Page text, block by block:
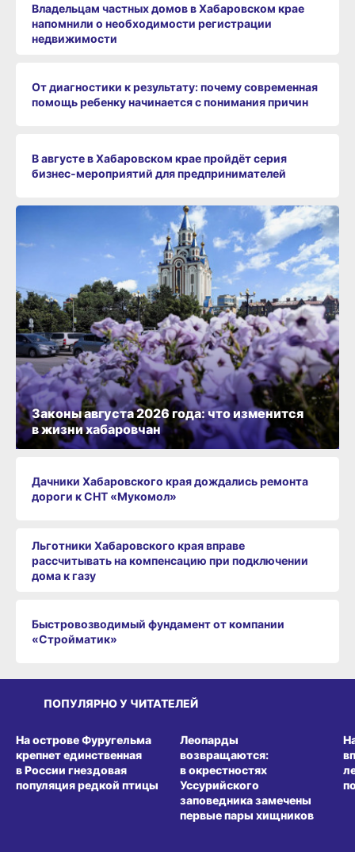
Владельцам частных домов в Хабаровском крае
напомнили о необходимости регистрации
недвижимости
От диагностики к результату: почему современная
помощь ребенку начинается с понимания причин
В августе в Хабаровском крае пройдёт серия
бизнес‑мероприятий для предпринимателей
Дачники Хабаровского края дождались ремонта
дороги к СНТ «Мукомол»
Льготники Хабаровского края вправе
рассчитывать на компенсацию при подключении
дома к газу
Быстровозводимый фундамент от компании
«Стройматик»
Законы августа 2026 года: что изменится
в жизни хабаровчан
ПОПУЛЯРНО У ЧИТАТЕЛЕЙ
На острове Фуругельма
крепнет единственная
в России гнездовая
популяция редкой птицы
Леопарды
возвращаются:
в окрестностях
Уссурийского
заповедника замечены
первые пары хищников